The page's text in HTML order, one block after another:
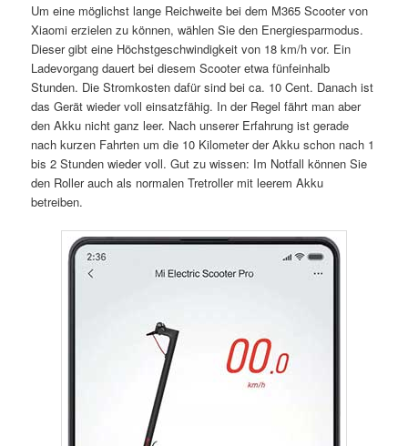
Um eine möglichst lange Reichweite bei dem M365 Scooter von
Xiaomi erzielen zu können, wählen Sie den Energiesparmodus.
Dieser gibt eine Höchstgeschwindigkeit von 18 km/h vor. Ein
Ladevorgang dauert bei diesem Scooter etwa fünfeinhalb
Stunden. Die Stromkosten dafür sind bei ca. 10 Cent. Danach ist
das Gerät wieder voll einsatzfähig. In der Regel fährt man aber
den Akku nicht ganz leer. Nach unserer Erfahrung ist gerade
nach kurzen Fahrten um die 10 Kilometer der Akku schon nach 1
bis 2 Stunden wieder voll. Gut zu wissen: Im Notfall können Sie
den Roller auch als normalen Tretroller mit leerem Akku
betreiben.